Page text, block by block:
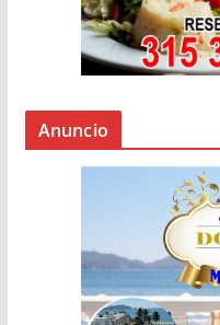
Anuncio